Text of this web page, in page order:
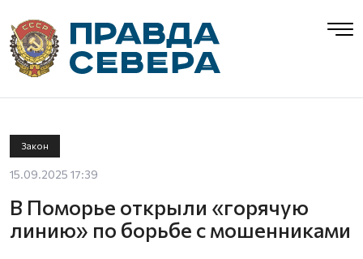
Закон
15.09.2025 17:39
В Поморье открыли «горячую
линию» по борьбе с мошенниками